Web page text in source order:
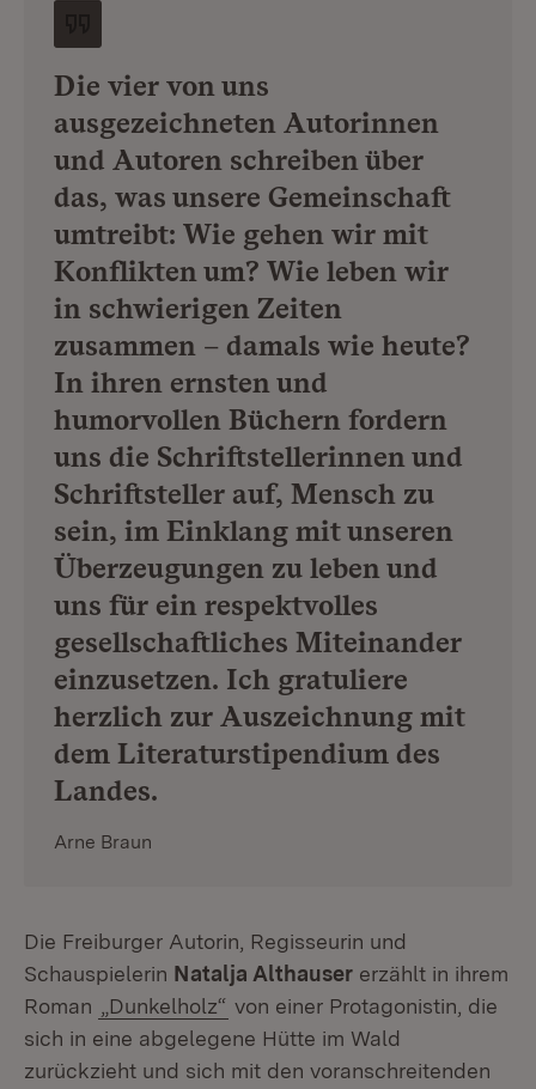
Die vier von uns
ausgezeichneten Autorinnen
und Autoren schreiben über
das, was unsere Gemeinschaft
umtreibt: Wie gehen wir mit
Konflikten um? Wie leben wir
in schwierigen Zeiten
zusammen – damals wie heute?
In ihren ernsten und
humorvollen Büchern fordern
uns die Schriftstellerinnen und
Schriftsteller auf, Mensch zu
sein, im Einklang mit unseren
Überzeugungen zu leben und
uns für ein respektvolles
gesellschaftliches Miteinander
einzusetzen. Ich gratuliere
herzlich zur Auszeichnung mit
dem Literaturstipendium des
Landes.
Arne Braun
Die Freiburger Autorin, Regisseurin und
Schauspielerin Natalja Althauser erzählt in ihrem
Roman
„Dunkelholz“ von einer Protagonistin, die
sich in eine abgelegene Hütte im Wald
zurückzieht und sich mit den voranschreitenden